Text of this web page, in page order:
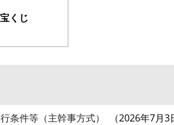
宝くじ
条件等（主幹事方式）
2026年7月3